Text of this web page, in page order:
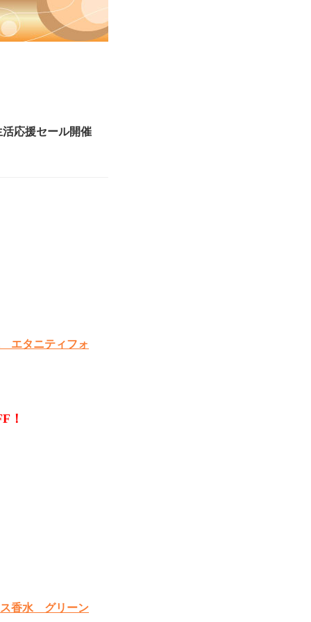
応援セール開催
エタニティフォ
！
香水 グリーン